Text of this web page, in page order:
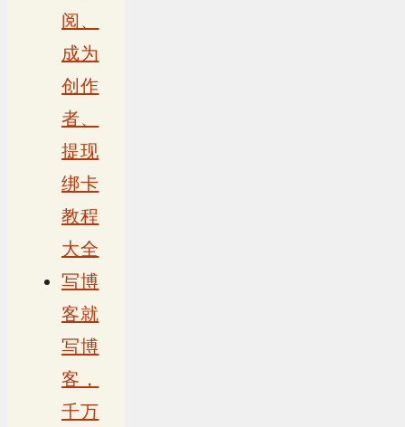
阅、
成为
创作
者、
提现
绑卡
教程
大全
写博
客就
写博
客，
千万